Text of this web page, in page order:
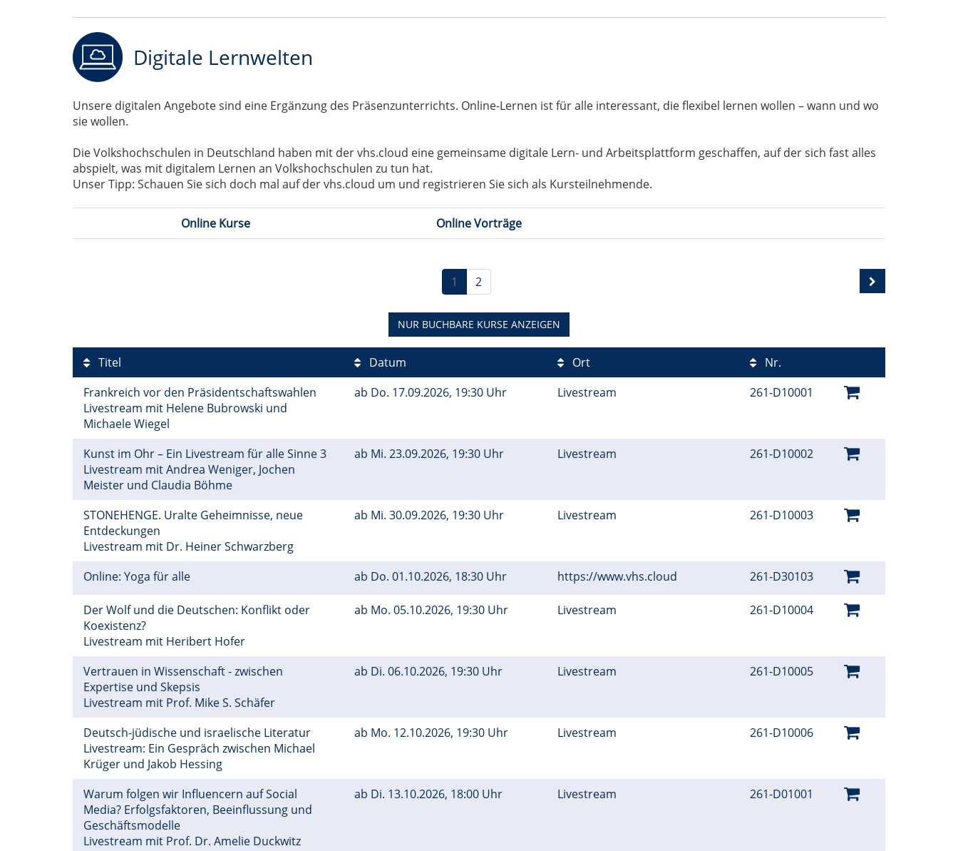
Digitale Lernwelten
Unsere digitalen Angebote sind eine Ergänzung des Präsenzunterrichts. Online-Lernen ist für alle interessant, die flexibel lernen wollen – wann und wo
sie wollen.
Die Volkshochschulen in Deutschland haben mit der vhs.cloud eine gemeinsame digitale Lern- und Arbeitsplattform geschaffen, auf der sich fast alles
abspielt, was mit digitalem Lernen an Volkshochschulen zu tun hat.
Unser Tipp: Schauen Sie sich doch mal auf der vhs.cloud um und registrieren Sie sich als Kursteilnehmende.
Online Kurse Online Vorträge
1 2
NUR BUCHBARE KURSE ANZEIGEN
Titel Datum Ort
Nr.
Frankreich vor den Präsidentschaftswahlen
Livestream mit Helene Bubrowski und
Michaele Wiegel
ab Do. 17.09.2026, 19:30 Uhr Livestream 261-D10001
Kunst im Ohr – Ein Livestream für alle Sinne 3
Livestream mit Andrea Weniger, Jochen
Meister und Claudia Böhme
ab Mi. 23.09.2026, 19:30 Uhr Livestream 261-D10002
STONEHENGE. Uralte Geheimnisse, neue
Entdeckungen
Livestream mit Dr. Heiner Schwarzberg
ab Mi. 30.09.2026, 19:30 Uhr Livestream 261-D10003
Online: Yoga für alle ab Do. 01.10.2026, 18:30 Uhr https://www.vhs.cloud 261-D30103
Der Wolf und die Deutschen: Konflikt oder
Koexistenz?
Livestream mit Heribert Hofer
ab Mo. 05.10.2026, 19:30 Uhr Livestream 261-D10004
Vertrauen in Wissenschaft - zwischen
Expertise und Skepsis
Livestream mit Prof. Mike S. Schäfer
ab Di. 06.10.2026, 19:30 Uhr Livestream 261-D10005
Deutsch-jüdische und israelische Literatur
Livestream: Ein Gespräch zwischen Michael
Krüger und Jakob Hessing
ab Mo. 12.10.2026, 19:30 Uhr Livestream 261-D10006
Warum folgen wir Influencern auf Social
Media? Erfolgsfaktoren, Beeinflussung und
Geschäftsmodelle
Livestream mit Prof. Dr. Amelie Duckwitz
ab Di. 13.10.2026, 18:00 Uhr Livestream 261-D01001